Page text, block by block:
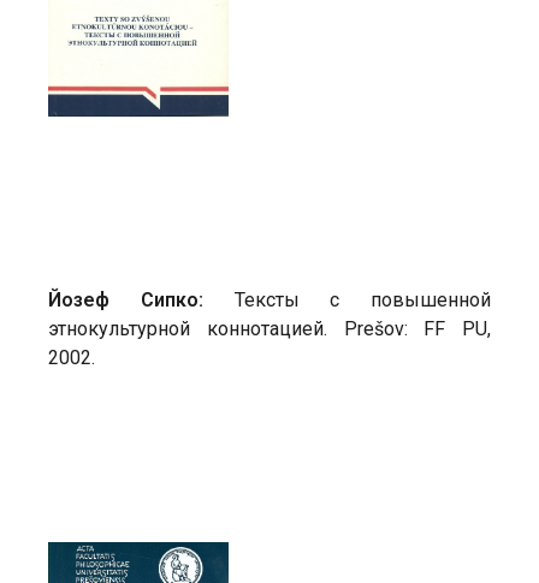
Йозеф Сипко: Тексты с повышенной
этнокультурной коннотацией. Prešov: FF PU,
2002.